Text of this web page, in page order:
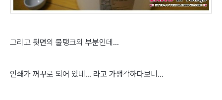
그리고 뒷면의 물탱크의 부분인데...
인쇄가 꺼꾸로 되어 있네... 라고 가생각하다보니...